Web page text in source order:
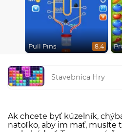
Pull Pins 8.4
Stavebnica Hry
Ak chcete byť kúzelník,
natoľko, aby im mať, musíte